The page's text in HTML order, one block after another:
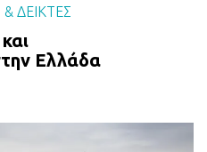
ΔΕΙΚΤΕΣ
Ελλάδα